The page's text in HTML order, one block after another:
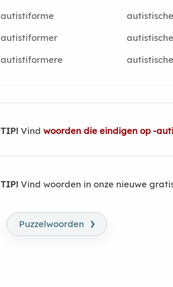
autistiforme
autistische
autistiformer
autistiformere
TIP! Vind woorden die eindigen op -
TIP! Vind woorden in onze nieuwe
Puzzelwoorden ›